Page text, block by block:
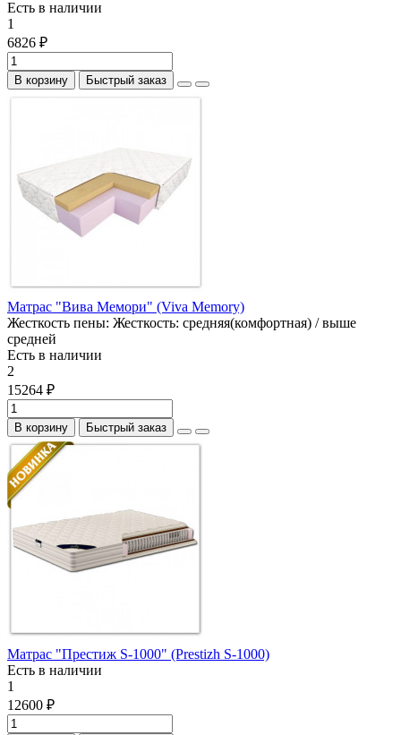
Есть в наличии
1
6826 ₽
В корзину Быстрый заказ
Матрас "Вива Мемори" (Viva Memory)
Жесткость пены: Жесткость: средняя(комфортная) / выше
средней
Есть в наличии
2
15264 ₽
В корзину Быстрый заказ
Матрас "Престиж S-1000" (Prestizh S-1000)
Есть в наличии
1
12600 ₽